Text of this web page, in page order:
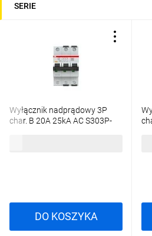
SERIE
Wyłącznik nadprądowy 3P
char. B 20A 25kA AC S303P-
DO KOSZYKA